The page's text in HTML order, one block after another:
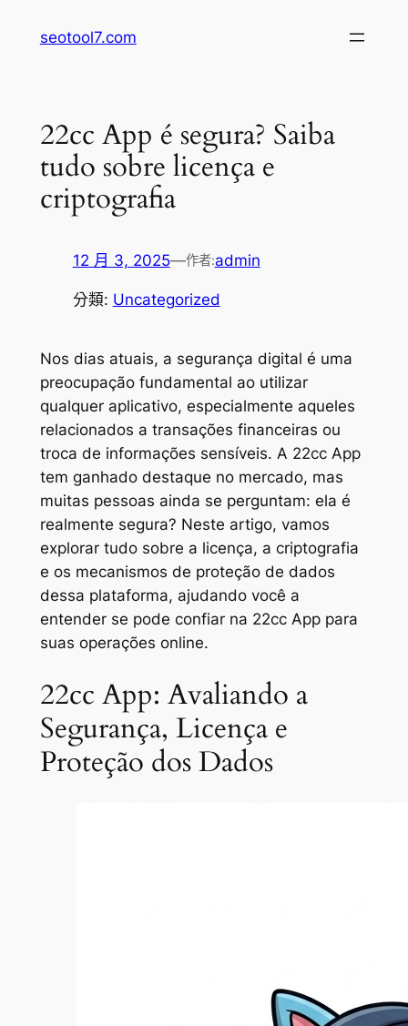
seotool7.com
22cc App é segura? Saiba
tudo sobre licença e
criptografia
12 月 3, 2025—作者:admin
分類: Uncategorized
Nos dias atuais, a segurança digital é uma
preocupação fundamental ao utilizar
qualquer aplicativo, especialmente aqueles
relacionados a transações financeiras ou
troca de informações sensíveis. A 22cc App
tem ganhado destaque no mercado, mas
muitas pessoas ainda se perguntam: ela é
realmente segura? Neste artigo, vamos
explorar tudo sobre a licença, a criptografia
e os mecanismos de proteção de dados
dessa plataforma, ajudando você a
entender se pode confiar na 22cc App para
suas operações online.
22cc App: Avaliando a
Segurança, Licença e
Proteção dos Dados